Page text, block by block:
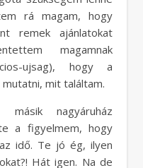
rá magam, hogy
remek ajánlatokat
magamnak
ujsag), hogy a
mit találtam.
nagyáruház
a figyelmem, hogy
idő. Te jó ég, ilyen
Hát igen. Na de